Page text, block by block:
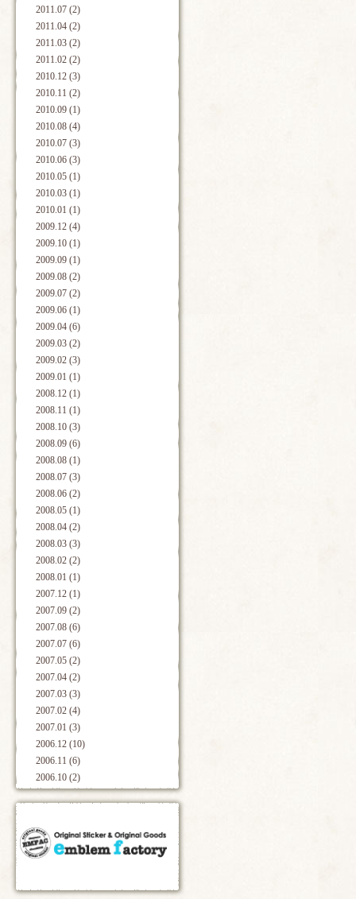
2011.07 (2)
2011.04 (2)
2011.03 (2)
2011.02 (2)
2010.12 (3)
2010.11 (2)
2010.09 (1)
2010.08 (4)
2010.07 (3)
2010.06 (3)
2010.05 (1)
2010.03 (1)
2010.01 (1)
2009.12 (4)
2009.10 (1)
2009.09 (1)
2009.08 (2)
2009.07 (2)
2009.06 (1)
2009.04 (6)
2009.03 (2)
2009.02 (3)
2009.01 (1)
2008.12 (1)
2008.11 (1)
2008.10 (3)
2008.09 (6)
2008.08 (1)
2008.07 (3)
2008.06 (2)
2008.05 (1)
2008.04 (2)
2008.03 (3)
2008.02 (2)
2008.01 (1)
2007.12 (1)
2007.09 (2)
2007.08 (6)
2007.07 (6)
2007.05 (2)
2007.04 (2)
2007.03 (3)
2007.02 (4)
2007.01 (3)
2006.12 (10)
2006.11 (6)
2006.10 (2)